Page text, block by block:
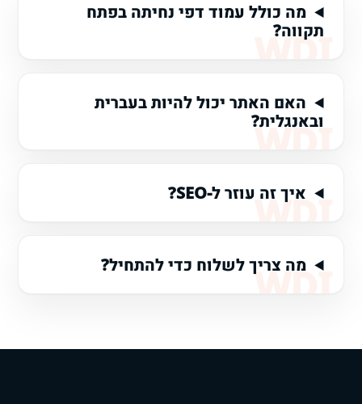
מה כולל עמוד דפי נחיתה בפתח
תקווה?
האם האתר יכול להיות בעברית
ובאנגלית?
איך זה עוזר ל-SEO?
מה צריך לשלוח כדי להתחיל?